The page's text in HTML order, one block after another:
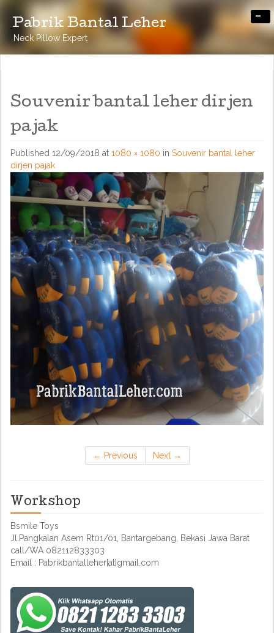
Pabrik Bantal Leher
Neck Pillow Expert
-
Souvenir bantal leher dirjen
pajak
Published 12/09/2018 at 1080 × 1080 in Souvenir bantal leher
dirjen pajak
← Previous Next →
Workshop
Bsmile Toys
Jl.Pangkalan Asem Rt01/01, Bantargebang, Bekasi Jawa Barat
call/WA 082112833303
Email : Pabrikbantalleher[at]gmail.com